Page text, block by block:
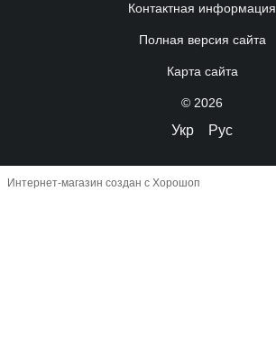
Контактная информация
Полная версия сайта
Карта сайта
© 2026
Укр Рус
Интернет-магазин создан с Хорошоп